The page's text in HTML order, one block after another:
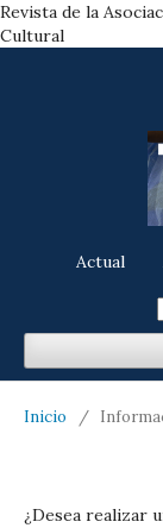
Revista de la
Cultural
Actual
Inicio /
¿Desea realizar